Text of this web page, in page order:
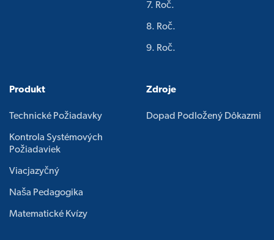
7. Roč.
8. Roč.
9. Roč.
Produkt
Technické Požiadavky
Kontrola Systémových
Požiadaviek
Viacjazyčný
Naša Pedagogika
Matematické Kvízy
Zdroje
Dopad Podložený Dôkazmi